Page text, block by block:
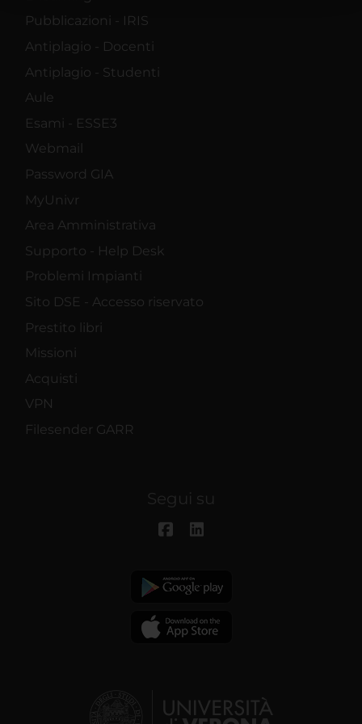
raccolto dal tuo utilizzo dei loro servizi.
Pubblicazioni - IRIS
Antiplagio - Docenti
Antiplagio - Studenti
Aule
Esami - ESSE3
Webmail
Password GIA
MyUnivr
Area Amministrativa
Supporto - Help Desk
Problemi Impianti
Sito DSE - Accesso riservato
Prestito libri
Missioni
Acquisti
VPN
Filesender GARR
Segui su